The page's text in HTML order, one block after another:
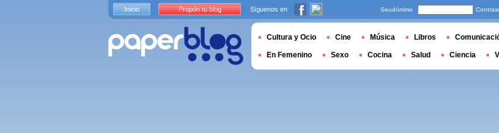
Inicio Propón tu blog Síguenos en Seudónimo
Cultura y Ocio Cine Música Libros
En Femenino Sexo Cocina Salud Ciencia